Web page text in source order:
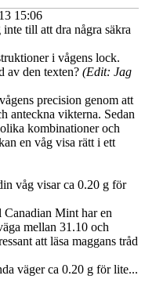
15:06
till att dra några säkra
i vågens lock.
av den texten? (Edit: Jag
precision genom att
anteckna vikterna. Sedan
kombinationer och
en våg visa rätt i ett
våg visar ca 0.20 g för
Mint har en
mellan 31.10 och
att läsa maggans tråd
väger ca 0.20 g för lite...